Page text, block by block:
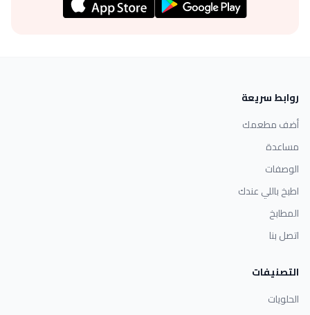
روابط سريعة
أضف مطعمك
مساعدة
الوصفات
اطبخ باللي عندك
المطابخ
اتصل بنا
التصنيفات
الحلويات